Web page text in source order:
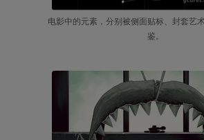
电影中的元素，分别被侧面贴标、封套艺
鉴。